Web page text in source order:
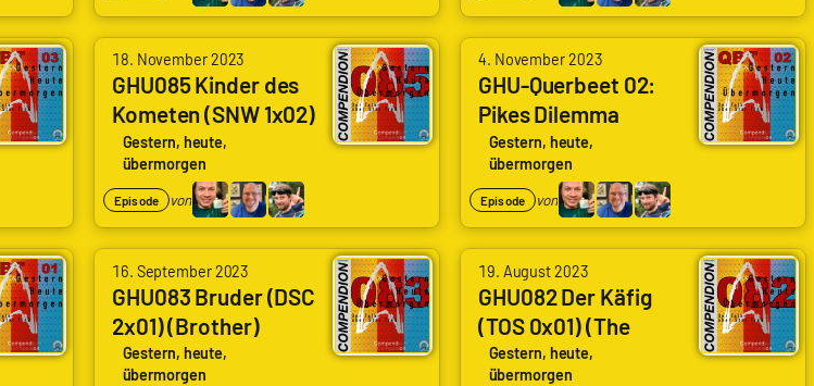
18. November 2023
GHU085 Kinder des
Kometen (SNW 1x02)
(Children of the
Comet)
Gestern, heute,
übermorgen
Episode von
4. November 2023
GHU-Querbeet 02:
Pikes Dilemma
Gestern, heute,
übermorgen
Episode von
16. September 2023
GHU083 Bruder (DSC
2x01) (Brother)
Gestern, heute,
übermorgen
19. August 2023
GHU082 Der Käfig
(TOS 0x01) (The
Cage)
Gestern, heute,
übermorgen